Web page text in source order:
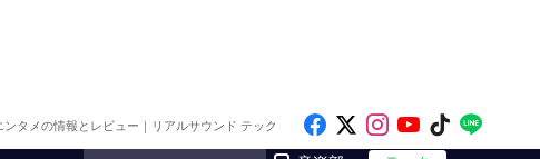
タメの情報とレビュー｜リアルサウンド テック Like on Facebook
Follow on x
Follow on
Follow on
Follow